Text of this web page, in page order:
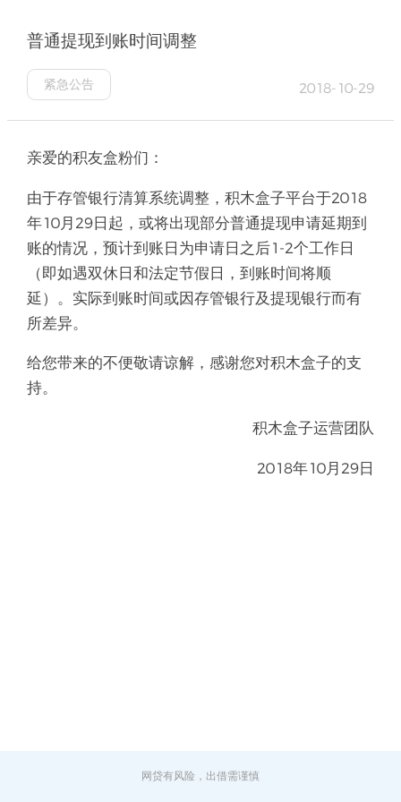
普通提现到账时间调整
紧急公告 2018-10-29
亲爱的积友盒粉们：
由于存管银行清算系统调整，积木盒子平台于2018
年10月29日起，或将出现部分普通提现申请延期到
账的情况，预计到账日为申请日之后1-2个工作日
（即如遇双休日和法定节假日，到账时间将顺
延）。实际到账时间或因存管银行及提现银行而有
所差异。
给您带来的不便敬请谅解，感谢您对积木盒子的支
持。
积木盒子运营团队
2018年10月29日
网贷有风险，出借需谨慎